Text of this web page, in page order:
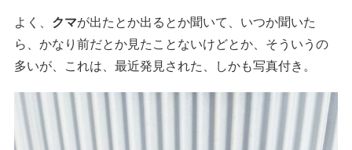
よく、 クマが出たとか出るとか聞いて、いつか聞いた
ら、かなり前だとか見たことないけどとか、そういうの
多いが、これは、最近発見された、しかも写真付き。